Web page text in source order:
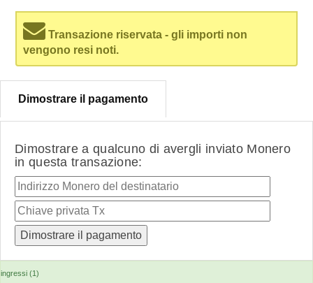
Transazione riservata - gli importi non
vengono resi noti.
Dimostrare il pagamento
Dimostrare a qualcuno di avergli inviato Monero
in questa transazione:
ingressi (1)